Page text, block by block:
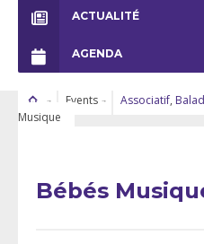
ACTUALITÉ
AGENDA
Events Associatif,
Musique
Bébés